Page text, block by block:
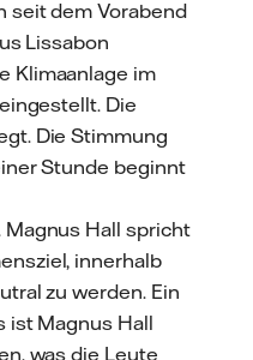
seit dem Vorabend
Lissabon
Klimaanlage im
Die
Die Stimmung
Stunde beginnt
Hall spricht
innerhalb
zu werden. Ein
ist Magnus Hall
was die Leute